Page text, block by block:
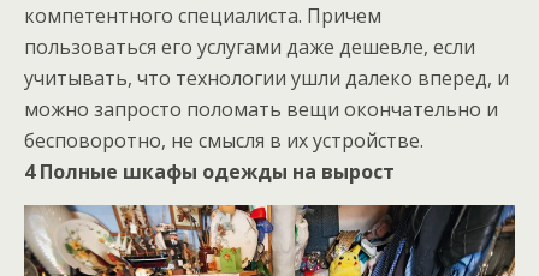
компетентного специалиста. Причем
пользоваться его услугами даже дешевле, если
учитывать, что технологии ушли далеко вперед, и
можно запросто поломать вещи окончательно и
бесповоротно, не смысля в их устройстве.
4 Полные шкафы одежды на вырост